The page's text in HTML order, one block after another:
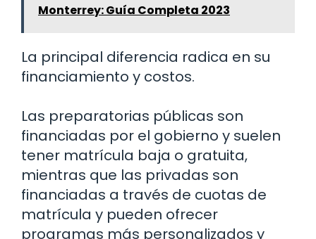
Monterrey: Guía Completa 2023
La principal diferencia radica en su
financiamiento y costos.
Las preparatorias públicas son
financiadas por el gobierno y suelen
tener matrícula baja o gratuita,
mientras que las privadas son
financiadas a través de cuotas de
matrícula y pueden ofrecer
programas más personalizados y